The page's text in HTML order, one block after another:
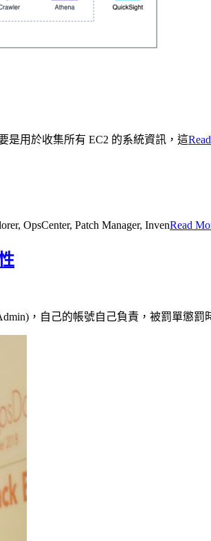
是用於收集所有 EC2 的系統資訊，這
OpsCenter, Patch Manager, InvenRead
，自己的帳號自己負責，被罰單懲